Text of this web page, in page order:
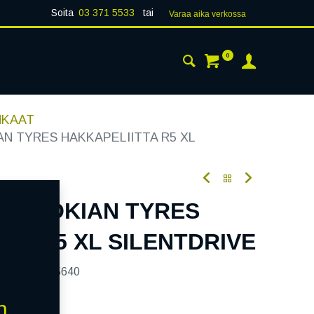
Soita 03 371 5533 tai Varaa aika verk​​​​ossa
0
TYRES HAKKAPELIITTA R5 XL
NOKIAN TYRES
R5 XL SILENTDRIVE
265640